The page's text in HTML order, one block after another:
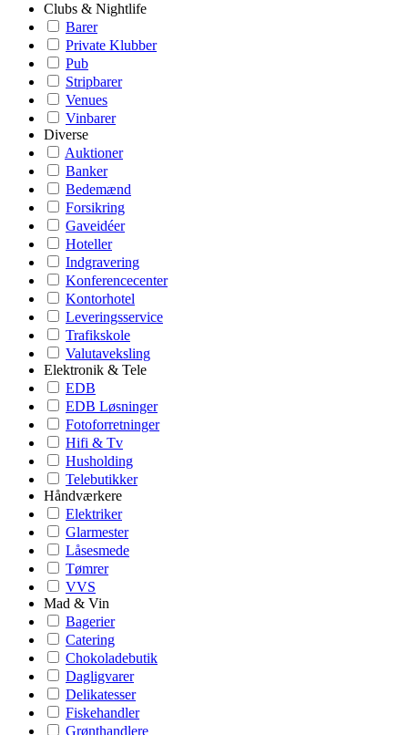
Clubs & Nightlife
Barer
Private Klubber
Pub
Stripbarer
Venues
Vinbarer
Diverse
Auktioner
Banker
Bedemænd
Forsikring
Gaveidéer
Hoteller
Indgravering
Konferencecenter
Kontorhotel
Leveringsservice
Trafikskole
Valutaveksling
Elektronik & Tele
EDB
EDB Løsninger
Fotoforretninger
Hifi & Tv
Husholding
Telebutikker
Håndværkere
Elektriker
Glarmester
Låsesmede
Tømrer
VVS
Mad & Vin
Bagerier
Catering
Chokoladebutik
Dagligvarer
Delikatesser
Fiskehandler
Grønthandlere